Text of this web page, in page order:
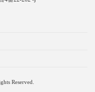
Reserved.